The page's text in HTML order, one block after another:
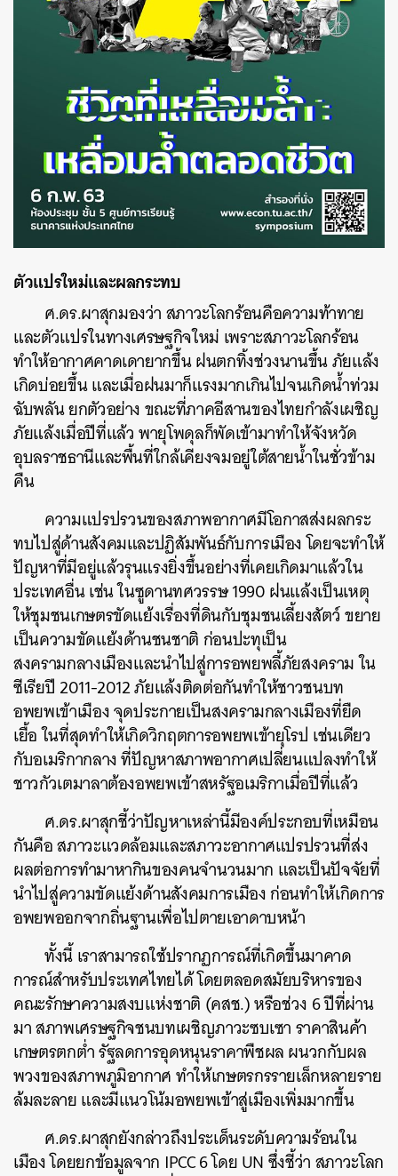
ตัวแปรใหม่และผลกระทบ
ศ.ดร.ผาสุกมองว่า สภาวะโลกร้อนคือความท้าทาย
และตัวแปรในทางเศรษฐกิจใหม่ เพราะสภาวะโลกร้อน
ทำให้อากาศคาดเดายากขึ้น ฝนตกทิ้งช่วงนานขึ้น ภัยแล้ง
เกิดบ่อยขึ้น และเมื่อฝนมาก็แรงมากเกินไปจนเกิดน้ำท่วม
ฉับพลัน ยกตัวอย่าง ขณะที่ภาคอีสานของไทยกำลังเผชิญ
ภัยแล้งเมื่อปีที่แล้ว พายุโพดุลก็พัดเข้ามาทำให้จังหวัด
อุบลราชธานีและพื้นที่ใกล้เคียงจมอยู่ใต้สายน้ำในชั่วข้าม
คืน
ความแปรปรวนของสภาพอากาศมีโอกาสส่งผลกระ
ทบไปสู่ด้านสังคมและปฏิสัมพันธ์กับการเมือง โดยจะทำให้
ปัญหาที่มีอยู่แล้วรุนแรงยิ่งขึ้นอย่างที่เคยเกิดมาแล้วใน
ประเทศอื่น เช่น ในซูดานทศวรรษ 1990 ฝนแล้งเป็นเหตุ
ให้ชุมชนเกษตรขัดแย้งเรื่องที่ดินกับชุมชนเลี้ยงสัตว์ ขยาย
เป็นความขัดแย้งด้านชนชาติ ก่อนปะทุเป็น
สงครามกลางเมืองและนำไปสู่การอพยพลี้ภัยสงครามใน
ซีเรียปี 2011-2012 ภัยแล้งติดต่อกันทำให้ชาวชนบท
อพยพเข้าเมือง จุดประกายเป็นสงครามกลางเมืองที่ยืด
เยื้อ ในที่สุดทำให้เกิดวิกฤตการอพยพเข้ายุโรป เช่นเดียว
กับอเมริกากลาง ที่ปัญหาสภาพอากาศเปลี่ยนแปลงทำให้
ชาวกัวเตมาลาต้องอพยพเข้าสหรัฐอเมริกาเมื่อปีที่แล้ว
ศ.ดร.ผาสุกชี้ว่าปัญหาเหล่านี้มีองค์ประกอบที่เหมือน
กันคือ สภาวะแวดล้อมและสภาวะอากาศแปรปรวนที่ส่ง
ผลต่อการทำมาหากินของคนจำนวนมาก และเป็นปัจจัยที่
นำไปสู่ความขัดแย้งด้านสังคมการเมือง ก่อนทำให้เกิดการ
อพยพออกจากถิ่นฐานเพื่อไปตายเอาดาบหน้า
ทั้งนี้ เราสามารถใช้ปรากฏการณ์ที่เกิดขึ้นมาคาด
การณ์สำหรับประเทศไทยได้ โดยตลอดสมัยบริหารของ
คณะรักษาความสงบแห่งชาติ (คสช.) หรือช่วง 6 ปีที่ผ่าน
มา สภาพเศรษฐกิจชนบทเผชิญภาวะซบเซา ราคาสินค้า
เกษตรตกต่ำ รัฐลดการอุดหนุนราคาพืชผล ผนวกกับผล
พวงของสภาพภูมิอากาศ ทำให้เกษตรกรรายเล็กหลายราย
ล้มละลาย และมีแนวโน้มอพยพเข้าสู่เมืองเพิ่มมากขึ้น
ศ.ดร.ผาสุกยังกล่าวถึงประเด็นระดับความร้อนใน
เมือง โดยยกข้อมูลจาก IPCC 6 โดย UN ซึ่งชี้ว่า สภาวะโลก